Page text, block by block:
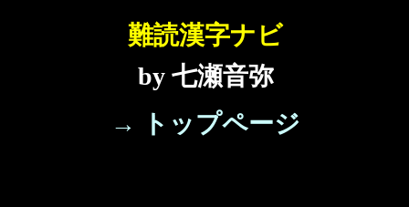
難読漢字ナビ
by 七瀬音弥
→ トップページ